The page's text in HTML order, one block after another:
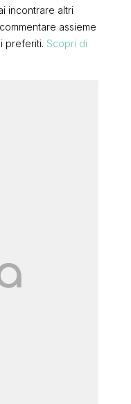
incontrare altri
assieme
preferiti. Scopri di